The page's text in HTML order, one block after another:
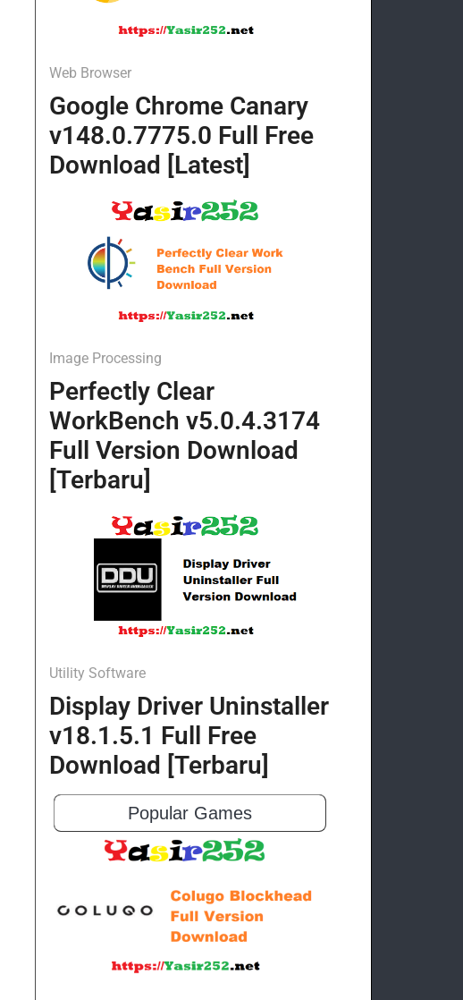
Web Browser
Google Chrome Canary
v148.0.7775.0 Full Free
Download [Latest]
Image Processing
Perfectly Clear
WorkBench v5.0.4.3174
Full Version Download
[Terbaru]
Utility Software
Display Driver Uninstaller
v18.1.5.1 Full Free
Download [Terbaru]
Popular Games